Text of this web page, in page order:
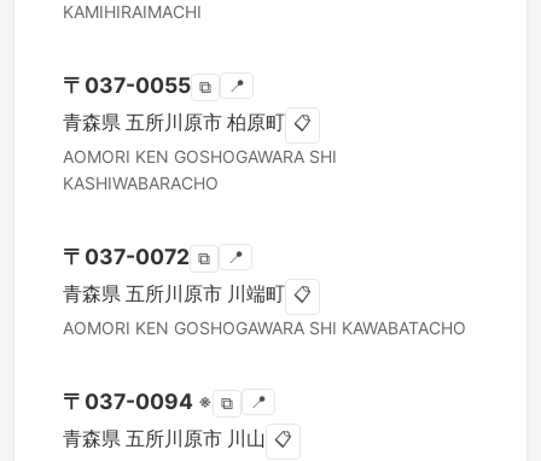
KAMIHIRAIMACHI
〒 037-0055 ⧉ 📍
青森県 五所川原市 柏原町 📋
AOMORI KEN GOSHOGAWARA SHI
KASHIWABARACHO
〒 037-0072 ⧉ 📍
青森県 五所川原市 川端町 📋
AOMORI KEN GOSHOGAWARA SHI KAWABATACHO
〒 037-0094 ※ ⧉ 📍
青森県 五所川原市 川山 📋